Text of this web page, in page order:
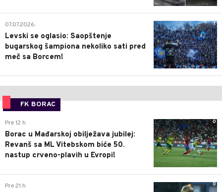
1
07.07.2026.
Levski se oglasio: Saopštenje
bugarskog šampiona nekoliko sati pred
meč sa Borcem!
FK BORAC
0
Pre 12 h
Borac u Mađarskoj obilježava jubilej:
Revanš sa ML Vitebskom biće 50.
nastup crveno-plavih u Evropi!
0
Pre 21 h